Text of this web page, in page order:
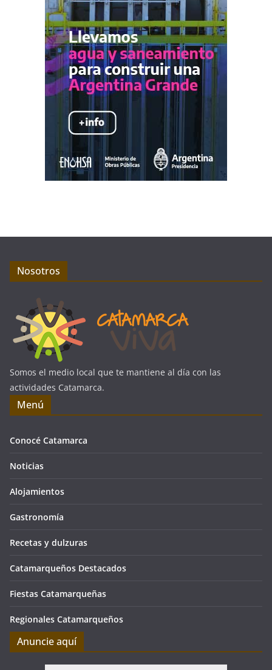
Nosotros
Somos el medio local que te mantiene al día con las
actividades Catamarca.
Menú
Conocé Catamarca
Noticias
Alojamientos
Gastronomía
Recetas y dulzuras
Catamarqueños Destacados
Fiestas Catamarqueñas
Regionales Catamarqueños
Anuncie aquí